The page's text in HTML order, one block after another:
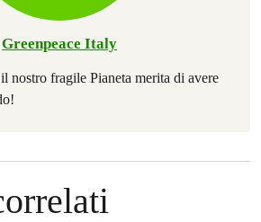
Greenpeace Italy
nostro fragile Pianeta merita di avere